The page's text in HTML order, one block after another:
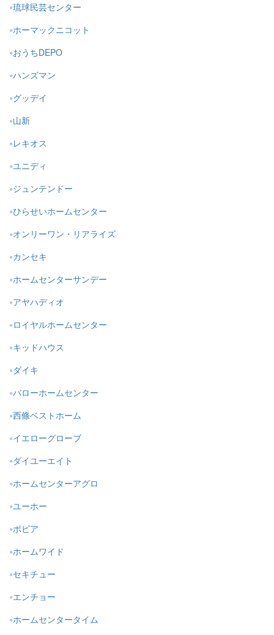
琉球民芸センター
ホーマックニコット
おうちDEPO
ハンズマン
グッデイ
山新
レキオス
ユニディ
ジュンテンドー
ひらせいホームセンター
オンリーワン・リアライズ
カンセキ
ホームセンターサンデー
アヤハディオ
ロイヤルホームセンター
キッドハウス
ダイキ
バローホームセンター
西條ベストホーム
イエローグローブ
ダイユーエイト
ホームセンターアグロ
ユーホー
ポピア
ホームワイド
セキチュー
エンチョー
ホームセンタータイム